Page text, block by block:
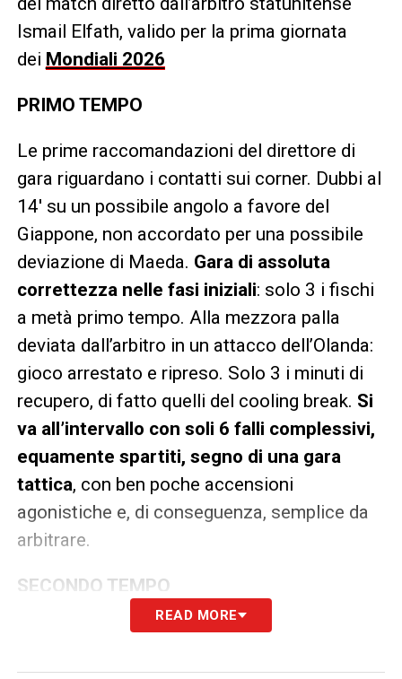
Ismail Elfath, valido per la prima giornata
dei Mondiali 2026
PRIMO TEMPO
Le prime raccomandazioni del direttore di
gara riguardano i contatti sui corner. Dubbi al
14′ su un possibile angolo a favore del
Giappone, non accordato per una possibile
deviazione di Maeda. Gara di assoluta
correttezza nelle fasi iniziali: solo 3 i fischi
a metà primo tempo. Alla mezzora palla
deviata dall’arbitro in un attacco dell’Olanda:
gioco arrestato e ripreso. Solo 3 i minuti di
recupero, di fatto quelli del cooling break. Si
va all’intervallo con soli 6 falli complessivi,
equamente spartiti, segno di una gara
tattica, con ben poche accensioni
agonistiche e, di conseguenza, semplice da
arbitrare.
SECONDO TEMPO
Sul gol olandese di Van Dijk il Giappone
READ MORE